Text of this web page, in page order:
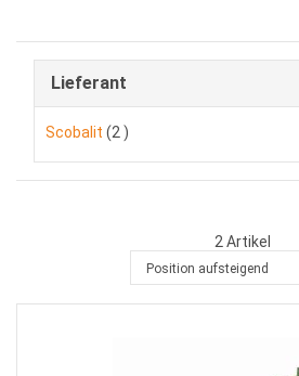
2 Artikel
Position aufsteigend
Lieferant
Scobalit 2 Artikel